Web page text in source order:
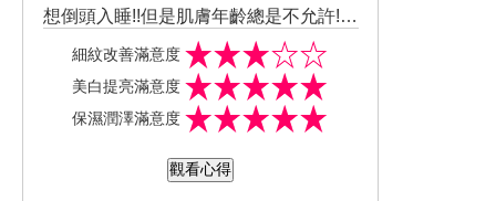
想倒頭入睡!!但是肌膚年齡總是不允許!!
有沒有能一勞永逸快速或是無惱保養的
那就要介紹已蟬聯日本連續14年銷量No.
1的開架保養品牌 肌研 這次推出的不但
是罐多效合一產品 不管是要日間醒膚還
是夜間修護它都能包辦 更是添加日本厚
除此之外還是無添加香料、色素、酒精
質地是濃稠的乳霜 看似偏厚重但其實推
開後十分水潤 而且延展性相當的高 取約
微按摩提拉比較有老化現象的嘴角、法
優點外還做到清爽不回黏!! 用手來回輕碰
細紋改善滿意度
美白提亮滿意度
保濕潤澤滿意度
觀看心得